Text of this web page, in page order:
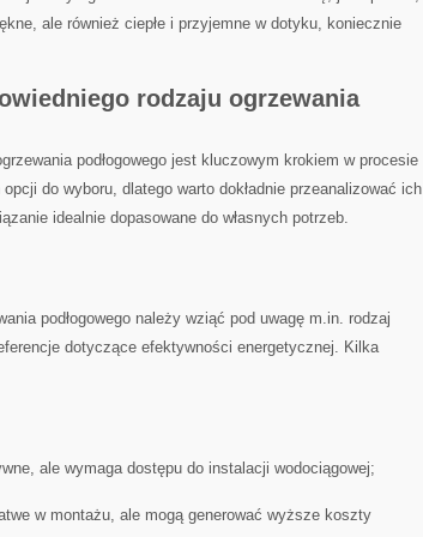
ale również ciepłe i przyjemne w dotyku, koniecznie
rodzaju ⁢ogrzewania
podłogowego⁤ jest kluczowym ​krokiem w procesie
do ⁢wyboru,‌ dlatego warto ​dokładnie przeanalizować ich
idealnie dopasowane do własnych potrzeb.
podłogowego należy wziąć pod uwagę m.in. rodzaj
dotyczące efektywności energetycznej. Kilka
ale wymaga dostępu do instalacji wodociągowej;
w‌ montażu, ale mogą generować ‍wyższe koszty